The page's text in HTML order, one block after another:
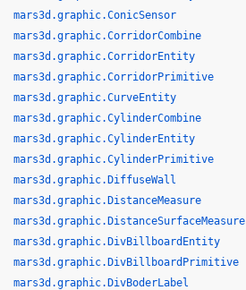
mars3d.graphic.ConicSensor
mars3d.graphic.CorridorCombine
mars3d.graphic.CorridorEntity
mars3d.graphic.CorridorPrimitive
mars3d.graphic.CurveEntity
mars3d.graphic.CylinderCombine
mars3d.graphic.CylinderEntity
mars3d.graphic.CylinderPrimitive
mars3d.graphic.DiffuseWall
mars3d.graphic.DistanceMeasure
mars3d.graphic.DistanceSurfaceMeasure
mars3d.graphic.DivBillboardEntity
mars3d.graphic.DivBillboardPrimitive
mars3d.graphic.DivBoderLabel